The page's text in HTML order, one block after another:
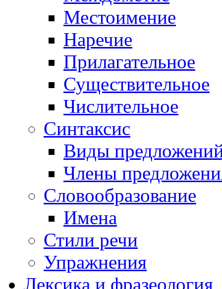
Местоимение
Наречие
Прилагательное
Существительное
Числительное
Синтаксис
Виды
Члены
Словообразование
Имена
Стили речи
Упражнения
Лексика и фразеология